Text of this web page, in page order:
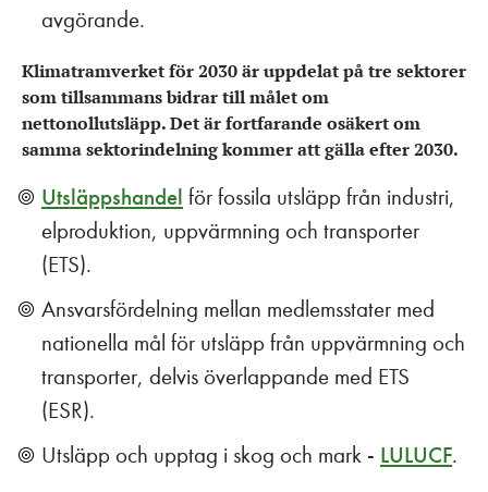
avgörande.
Klimatramverket för 2030 är uppdelat på tre sektorer
som tillsammans bidrar till målet om
nettonollutsläpp. Det är fortfarande osäkert om
samma sektorindelning kommer att gälla efter 2030.
Utsläppshandel för fossila utsläpp från industri,
elproduktion, uppvärmning och transporter
(ETS).
Ansvarsfördelning mellan medlemsstater med
nationella mål för utsläpp från uppvärmning och
transporter, delvis överlappande med ETS
(ESR).
Utsläpp och upptag i skog och mark - LULUCF.